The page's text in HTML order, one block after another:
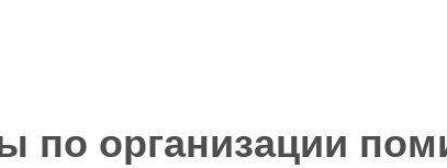
по организации